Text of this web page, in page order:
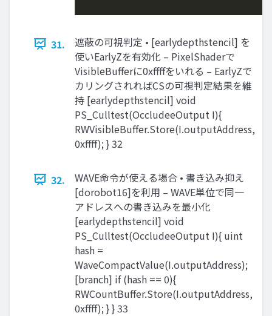
31.
遮蔽の可視判定 • [earlydepthstencil] を
使いEarlyZを有効化 – PixelShaderで
VisibleBufferに0xffffをいれる – EarlyZで
カリングされればCSの可視判定結果を維
持 [earlydepthstencil] void
PS_Culltest(OccludeeOutput I){
RWVisibleBuffer.Store(I.outputAddress,
0xffff); } 32
32.
WAVE命令が使える場合 • 書き込み抑え
[dorobot16]を利用 – WAVE単位で同一
アドレスへの書き込みを最小化
[earlydepthstencil] void
PS_Culltest(OccludeeOutput I){ uint
hash =
WaveCompactValue(I.outputAddress);
[branch] if (hash == 0){
RWCountBuffer.Store(I.outputAddress,
0xffff); } } 33